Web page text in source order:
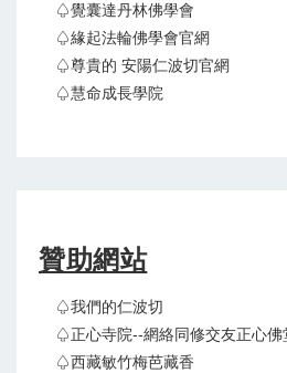
♤覺囊達丹林佛學會
♤緣起法輪佛學會官網
♤尊貴的 安陽仁波切官網
♤慧命成長學院
贊助網站
♤我們的仁波切
♤正心寺院--網絡同修交友正心佛
♤西藏敏竹梅芭藏香